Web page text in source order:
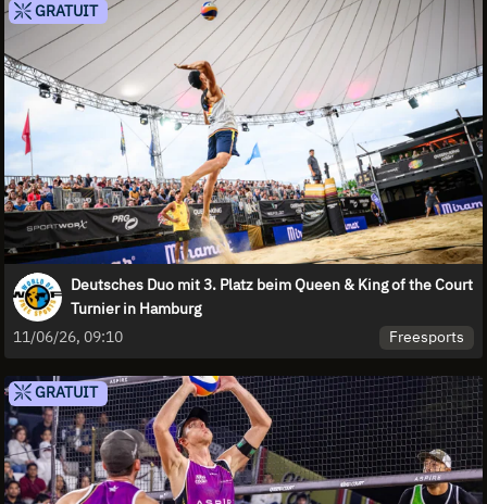
GRATUIT
Deutsches Duo mit 3. Platz beim Queen & King of the Court
Turnier in Hamburg
11/06/26, 09:10
Freesports
GRATUIT